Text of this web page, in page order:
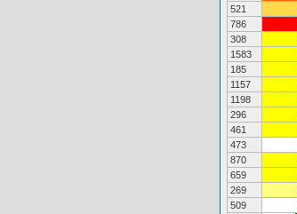
521
786
308
1583
185
1157
1198
296
461
473
870
659
269
509